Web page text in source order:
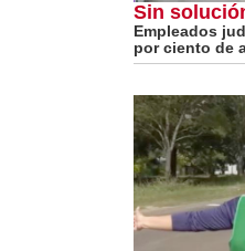
Sin
Empleados
por ciento de